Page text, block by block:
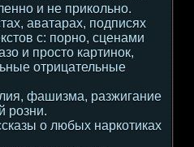
и не прикольно.
аватарах, подписях
с: порно, сценами
и просто картинок,
отрицательные
фашизма, разжигание
розни.
о любых наркотиках